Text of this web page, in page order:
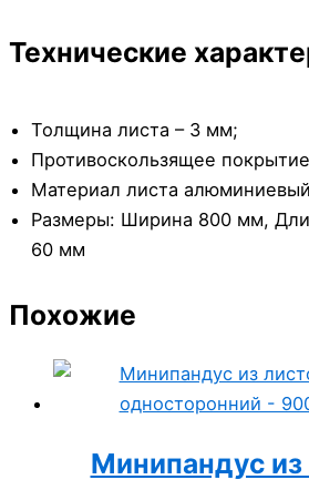
Технические
Толщина листа – 3 мм;
Противоскользящее
Материал листа
Размеры: Ширина 800 мм,
60 мм
Похожие
Минипандус из